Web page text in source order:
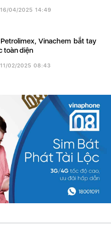
04/2025 14:49
toàn diện
02/2025 08:43